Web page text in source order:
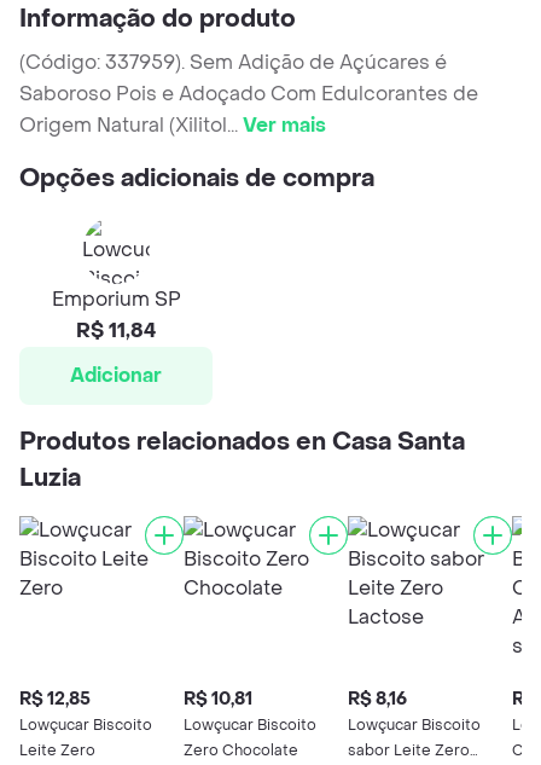
Informação do produto
(Código: 337959). Sem Adição de Açúcares é
Saboroso Pois e Adoçado Com Edulcorantes de
Origem Natural (Xilitol...Ver mais
Opções adicionais de compra
Emporium SP
R$ 11,84
Adicionar
Produtos relacionados en Casa Santa
Luzia
R$ 12,85
Lowçucar Biscoito
Leite Zero
R$ 10,81
Lowçucar Biscoito
Zero Chocolate
R$ 8,16
Lowçucar Biscoito
sabor Leite Zero
R$